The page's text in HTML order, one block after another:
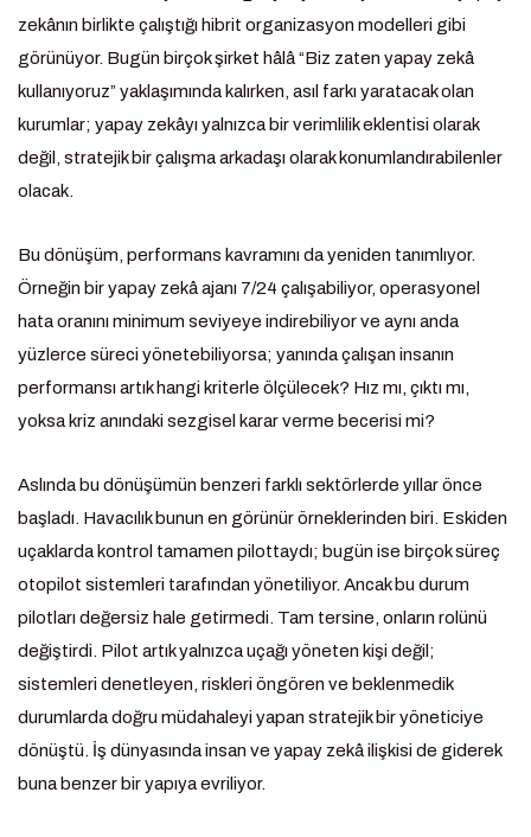
zekânın birlikte çalıştığı hibrit organizasyon modelleri gibi
görünüyor. Bugün birçok şirket hâlâ “Biz zaten yapay zekâ
kullanıyoruz” yaklaşımında kalırken, asıl farkı yaratacak olan
kurumlar; yapay zekâyı yalnızca bir verimlilik eklentisi olarak
değil, stratejik bir çalışma arkadaşı olarak konumlandırabilenler
olacak.
Bu dönüşüm, performans kavramını da yeniden tanımlıyor.
Örneğin bir yapay zekâ ajanı 7/24 çalışabiliyor, operasyonel
hata oranını minimum seviyeye indirebiliyor ve aynı anda
yüzlerce süreci yönetebiliyorsa; yanında çalışan insanın
performansı artık hangi kriterle ölçülecek? Hız mı, çıktı mı,
yoksa kriz anındaki sezgisel karar verme becerisi mi?
Aslında bu dönüşümün benzeri farklı sektörlerde yıllar önce
başladı. Havacılık bunun en görünür örneklerinden biri. Eskiden
uçaklarda kontrol tamamen pilottaydı; bugün ise birçok süreç
otopilot sistemleri tarafından yönetiliyor. Ancak bu durum
pilotları değersiz hale getirmedi. Tam tersine, onların rolünü
değiştirdi. Pilot artık yalnızca uçağı yöneten kişi değil;
sistemleri denetleyen, riskleri öngören ve beklenmedik
durumlarda doğru müdahaleyi yapan stratejik bir yöneticiye
dönüştü. İş dünyasında insan ve yapay zekâ ilişkisi de giderek
buna benzer bir yapıya evriliyor.